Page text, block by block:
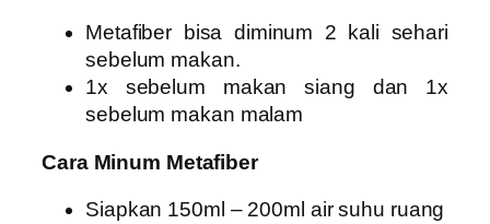
Metafiber bisa diminum 2 kali sehari
sebelum makan.
1x sebelum makan siang dan 1x
sebelum makan malam
Cara Minum Metafiber
Siapkan 150ml – 200ml air suhu ruang